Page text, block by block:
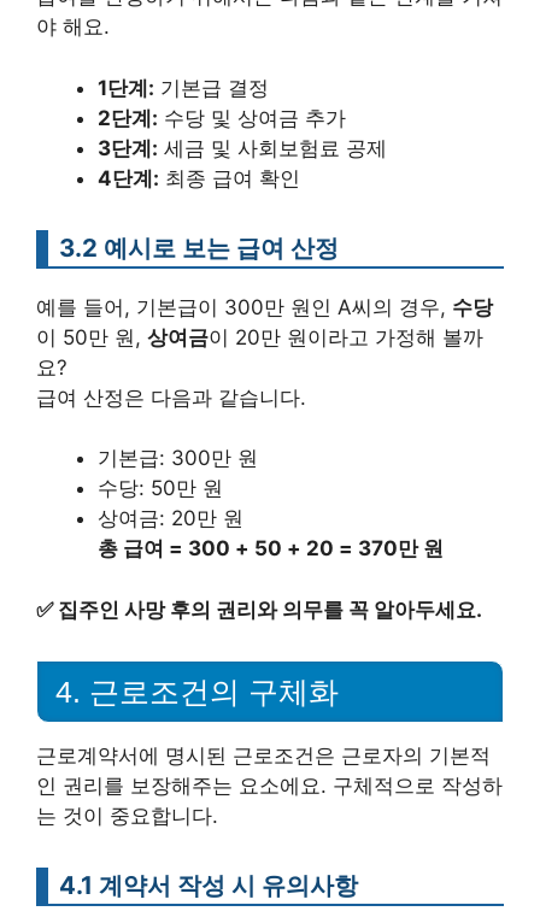
야 해요.
1단계: 기본급 결정
2단계: 수당 및 상여금 추가
3단계: 세금 및 사회보험료 공제
4단계: 최종 급여 확인
3.2 예시로 보는 급여 산정
예를 들어, 기본급이 300만 원인 A씨의 경우, 수당
이 50만 원, 상여금이 20만 원이라고 가정해 볼까
요?
급여 산정은 다음과 같습니다.
기본급: 300만 원
수당: 50만 원
상여금: 20만 원
총 급여 = 300 + 50 + 20 = 370만 원
✅ 집주인 사망 후의 권리와 의무를 꼭 알아두세요.
4. 근로조건의 구체화
근로계약서에 명시된 근로조건은 근로자의 기본적
인 권리를 보장해주는 요소에요. 구체적으로 작성하
는 것이 중요합니다.
4.1 계약서 작성 시 유의사항